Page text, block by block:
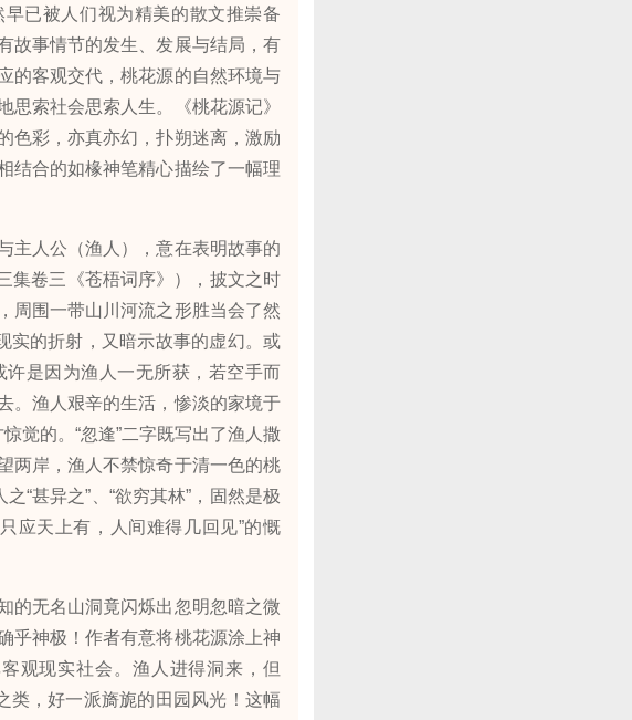
已被人们视为精美的散文推崇备
故事情节的发生、发展与结局，有
的客观交代，桃花源的自然环境与
索社会思索人生。《桃花源记》
色彩，亦真亦幻，扑朔迷离，激励
结合的如椽神笔精心描绘了一幅理
人公（渔人），意在表明故事的
集卷三《苍梧词序》），披文之时
周围一带山川河流之形胜当会了然
实的折射，又暗示故事的虚幻。或
是因为渔人一无所获，若空手而
。渔人艰辛的生活，惨淡的家境于
觉的。“忽逢”二字既写出了渔人撒
两岸，渔人不禁惊奇于清一色的桃
“甚异之”、“欲穷其林”，固然是极
应天上有，人间难得几回见”的慨
无名山洞竟闪烁出忽明忽暗之微
乎神极！作者有意将桃花源涂上神
观现实社会。渔人进得洞来，但
类，好一派旖旎的田园风光！这幅